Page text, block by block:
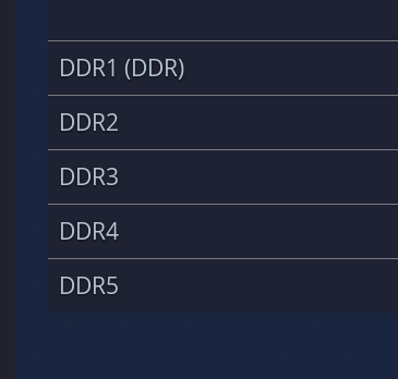
DDR1 (DDR)
DDR2
DDR3
DDR4
DDR5